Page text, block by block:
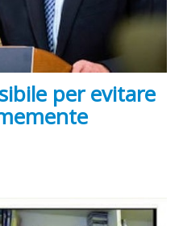
per evitare